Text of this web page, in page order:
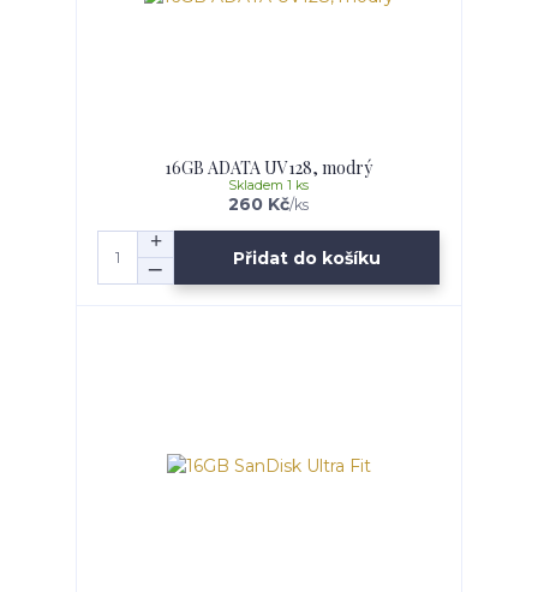
16GB ADATA UV128, modrý
260 Kč/ks
Skladem 1 ks
Přidat do košíku